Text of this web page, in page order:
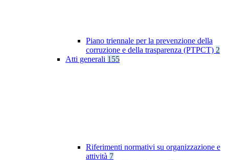
Piano triennale per la prevenzione della
corruzione e della trasparenza (PTPCT) 2
Atti generali 155
Riferimenti normativi su organizzazione e
attività 7